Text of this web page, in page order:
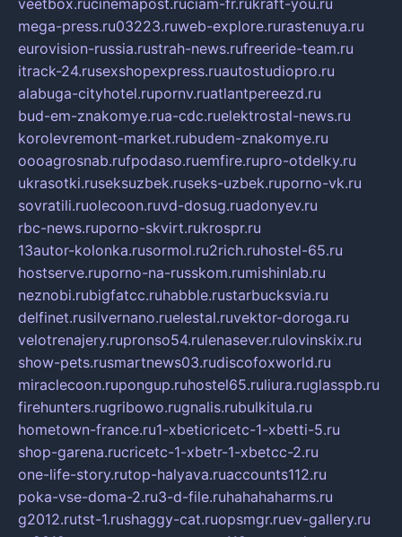
veetbox.rucinemapost.ruciam-fr.rukraft-you.ru
mega-press.ru03223.ruweb-explore.rurastenuya.ru
eurovision-russia.rustrah-news.rufreeride-team.ru
itrack-24.rusexshopexpress.ruautostudiopro.ru
alabuga-cityhotel.rupornv.ruatlantpereezd.ru
bud-em-znakomye.rua-cdc.ruelektrostal-news.ru
korolevremont-market.rubudem-znakomye.ru
oooagrosnab.rufpodaso.ruemfire.rupro-otdelky.ru
ukrasotki.ruseksuzbek.ruseks-uzbek.ruporno-vk.ru
sovratili.ruolecoon.ruvd-dosug.ruadonyev.ru
rbc-news.ruporno-skvirt.rukrospr.ru
13autor-kolonka.rusormol.ru2rich.ruhostel-65.ru
hostserve.ruporno-na-russkom.rumishinlab.ru
neznobi.rubigfatcc.ruhabble.rustarbucksvia.ru
delfinet.rusilvernano.ruelestal.ruvektor-doroga.ru
velotrenajery.rupronso54.rulenasever.rulovinskix.ru
show-pets.rusmartnews03.rudiscofoxworld.ru
miraclecoon.rupongup.ruhostel65.ruliura.ruglasspb.ru
firehunters.rugribowo.rugnalis.rubulkitula.ru
hometown-france.ru1-xbeticricetc-1-xbetti-5.ru
shop-garena.rucricetc-1-xbetr-1-xbetcc-2.ru
one-life-story.rutop-halyava.ruaccounts112.ru
poka-vse-doma-2.ru3-d-file.ruhahahaharms.ru
g2012.rutst-1.rushaggy-cat.ruopsmgr.ruev-gallery.ru